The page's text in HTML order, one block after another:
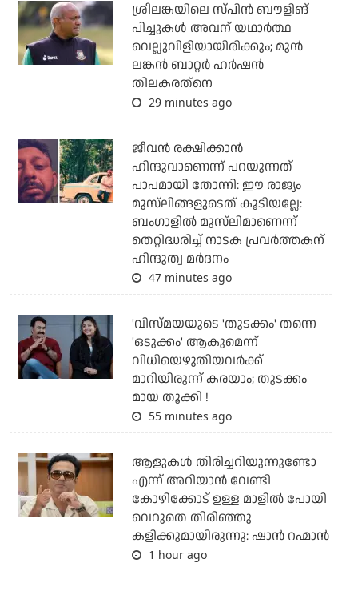
ശ്രീലങ്കയിലെ സ്പിന്‍ ബൗളിങ്
പിച്ചുകള്‍ അവന് യഥാര്‍ത്ഥ
വെല്ലുവിളിയായിരിക്കും; മുന്‍
ലങ്കന്‍ ബാറ്റര്‍ ഹര്‍ഷന്‍
തിലകരത്‌നെ
29 minutes ago
ജീവന്‍ രക്ഷിക്കാന്‍
ഹിന്ദുവാണെന്ന് പറയുന്നത്
പാപമായി തോന്നി: ഈ രാജ്യം
മുസ്‌ലിങ്ങളുടെത് കൂടിയല്ലേ:
ബംഗാളില്‍ മുസ്‌ലിമാണെന്ന്
തെറ്റിദ്ധരിച്ച് നാടക പ്രവര്‍ത്തകന്
ഹിന്ദുത്വ മര്‍ദനം
47 minutes ago
'വിസ്മയയുടെ 'തുടക്കം' തന്നെ
'ഒടുക്കം' ആകുമെന്ന്
വിധിയെഴുതിയവര്‍ക്ക്
മാറിയിരുന്ന് കരയാം; തുടക്കം
മായ തൂക്കി !
55 minutes ago
ആളുകൾ തിരിച്ചറിയുന്നുണ്ടോ
എന്ന് അറിയാൻ വേണ്ടി
കോഴിക്കോട് ഉള്ള മാളിൽ പോയി
വെറുതെ തിരിഞ്ഞു
കളിക്കുമായിരുന്നു: ഷാൻ റഹ്മാൻ
1 hour ago